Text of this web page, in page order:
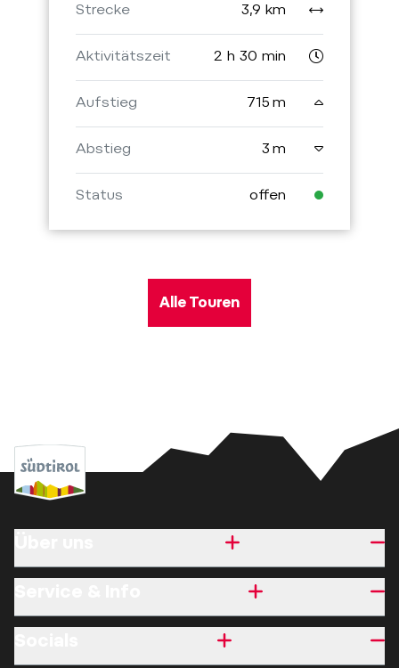
Strecke 3,9 km
Aktivitätszeit 2 h 30 min
Aufstieg 715 m
Abstieg 3 m
Status offen
Alle Touren